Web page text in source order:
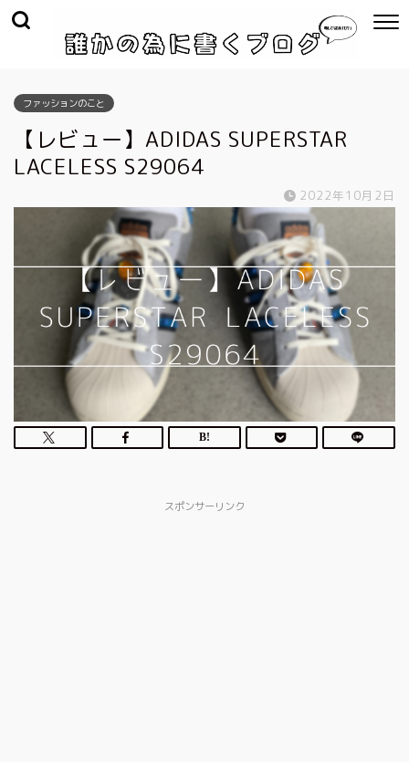
ファッションのこと
【レビュー】ADIDAS SUPERSTAR
LACELESS S29064
2022年10月2日
スポンサーリンク